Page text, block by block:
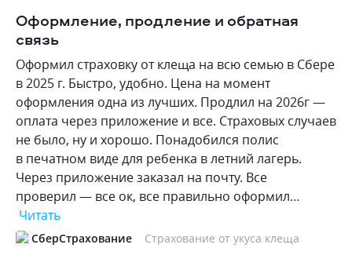
Оформление, продление и обратная
связь
Оформил страховку от клеща на всю семью в Сбере
в 2025 г. Быстро, удобно. Цена на момент
оформления одна из лучших. Продлил на 2026г —
оплата через приложение и все. Страховых случаев
не было, ну и хорошо. Понадобился полис
в печатном виде для ребенка в летний лагерь.
Через приложение заказал на почту. Все
проверил — все ок, все правильно оформил…
Читать
СберСтрахование Страхование от укуса клеща